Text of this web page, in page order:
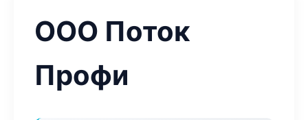
ООО Поток
Профи